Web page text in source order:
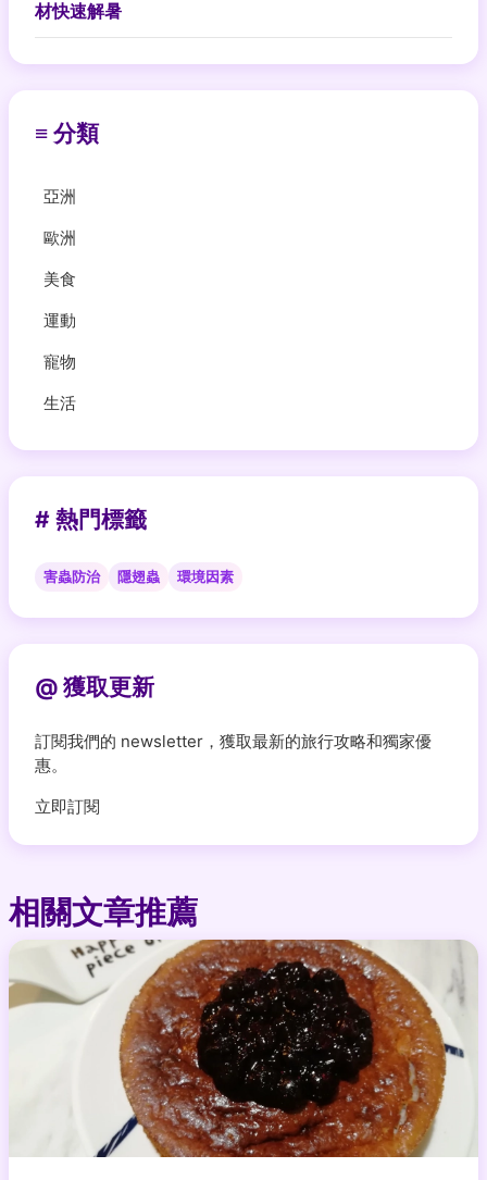
材快速解暑
≡ 分類
亞洲
歐洲
美食
運動
寵物
生活
# 熱門標籤
害蟲防治 隱翅蟲 環境因素
@ 獲取更新
訂閱我們的 newsletter，獲取最新的旅行攻略和獨家優
惠。
立即訂閱
相關文章推薦